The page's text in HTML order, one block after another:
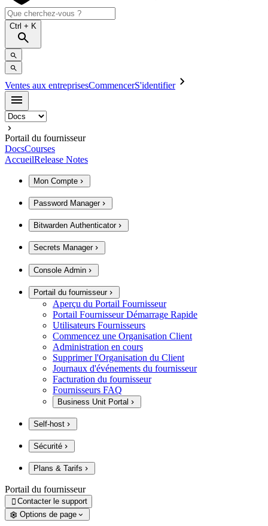
Ctrl + K
Ventes aux entreprisesCommencerS'identifier
Portail du fournisseur
DocsCourses
AccueilRelease Notes
Mon Compte
Password Manager
Bitwarden Authenticator
Secrets Manager
Console Admin
Portail du fournisseur
Aperçu du Portail Fournisseur
Portail Fournisseur Démarrage Rapide
Utilisateurs Fournisseurs
Commencez une Organisation Client
Administration en cours
Supprimer l'Organisation du Client
Journaux d'événements du fournisseur
Facturation du fournisseur
Fournisseurs FAQ
Business Unit Portal
Self-host
Sécurité
Plans & Tarifs
Portail du fournisseur
 Contacter le support
Options de page